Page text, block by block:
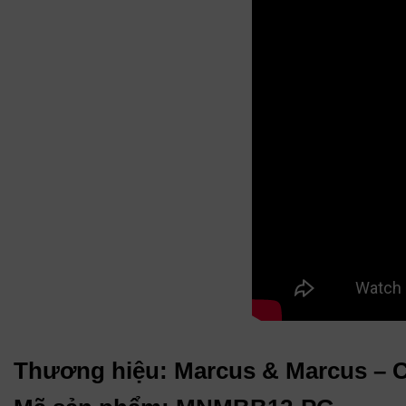
Thương hiệu: Marcus & Marcus –